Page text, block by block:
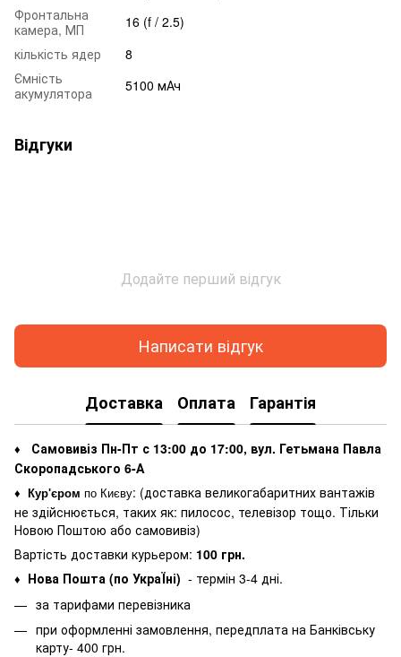
Фронтальна
камера, МП
16 (f / 2.5)
кількість ядер
8
Ємність
акумулятора
5100 мАч
Відгуки
Додайте перший відгук
Написати відгук
Доставка Оплата Гарантія
♦
Самовивіз Пн-Пт с 13:00 до 17:00, вул. Гетьмана Павла
Скоропадського 6-А
♦ Кур'єром по Києву: (доставка великогабаритних вантажів
не здійснюється, таких як: пилосос, телевізор тощо. Тільки
Новою Поштою або самовивіз)
Вартість доставки курьером: 100 грн.
♦ Нова Пошта (по УкраЇні) - термін 3-4 дні.
за тарифами перевізника
при оформленні замовлення, передплата на Банківську
карту- 400 грн.